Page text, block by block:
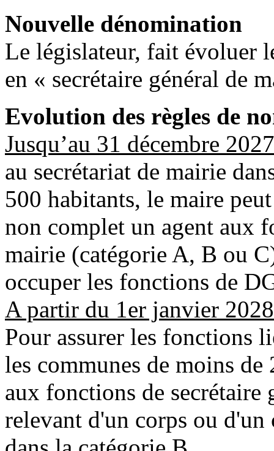
Nouvelle dénomination
Le législateur, fait évoluer
en « secrétaire général de
Evolution des règles de
Jusqu’au 31 décembre 2027
au secrétariat de mairie
500 habitants, le maire
non complet un agent aux
mairie (catégorie A, B ou
occuper les fonctions de
A partir du 1er janvier 2028
Pour assurer les fonctions
les communes de moins
aux fonctions de secrétaire
relevant d'un corps ou d'un